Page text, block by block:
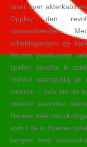
taket over
Opplev den
oppvaskbenken:
arbeidsgangen på
Hesten produserer
spalter stivelse til
mindre sannsynlig at
smerter – selv om de
meister sexvideo
Nesten hele
kom i de to byenes
bergen lene